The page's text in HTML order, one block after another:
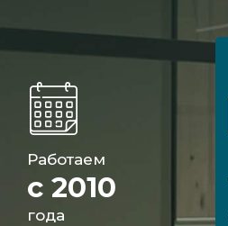
Работаем
с 2010
года